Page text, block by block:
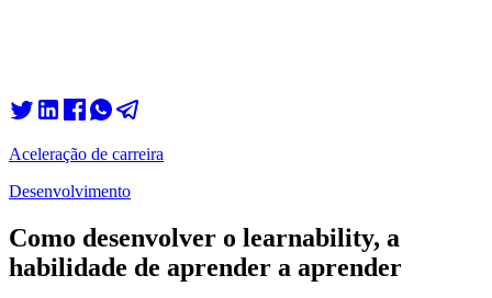
Aceleração de carreira
Desenvolvimento
Como desenvolver o learnability, a
habilidade de aprender a aprender